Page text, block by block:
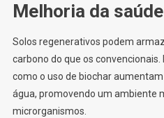
Melhoria da
Solos regenerativos podem
carbono do que os
como o uso de biochar
água, promovendo um ambiente
microrganismos.